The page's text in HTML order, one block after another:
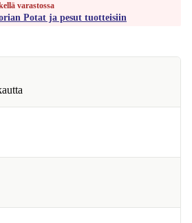
varastossa
Potat ja pesut tuotteisiin